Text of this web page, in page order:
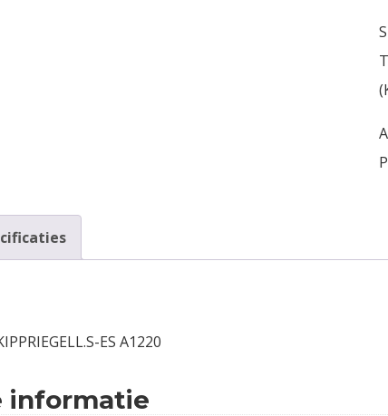
ES A1220
informatie